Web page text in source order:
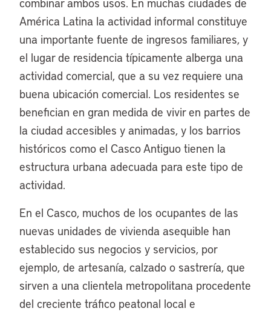
América Latina la actividad informal constituye
una importante fuente de ingresos familiares, y
el lugar de residencia típicamente alberga una
actividad comercial, que a su vez requiere una
buena ubicación comercial. Los residentes se
benefician en gran medida de vivir en partes de
la ciudad accesibles y animadas, y los barrios
históricos como el Casco Antiguo tienen la
estructura urbana adecuada para este tipo de
actividad.
En el Casco, muchos de los ocupantes de las
nuevas unidades de vivienda asequible han
establecido sus negocios y servicios, por
ejemplo, de artesanía, calzado o sastrería, que
sirven a una clientela metropolitana procedente
del creciente tráfico peatonal local e